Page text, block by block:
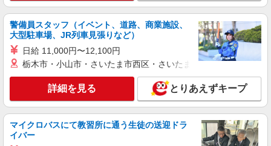
警備員スタッフ（イベント、道路、商業施設、
大型駐車場、JR列車見張りなど）
日給 11,000円〜12,100円
栃木市・小山市・さいたま市西区・さいたま市岩槻区・久喜市・
詳細を見る とりあえずキープ
マイクロバスにて教習所に通う生徒の送迎ドラ
イバー